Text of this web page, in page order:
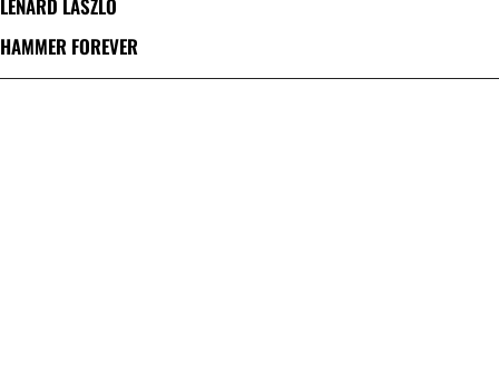
LÉNÁRD LÁSZLÓ
HAMMER FOREVER